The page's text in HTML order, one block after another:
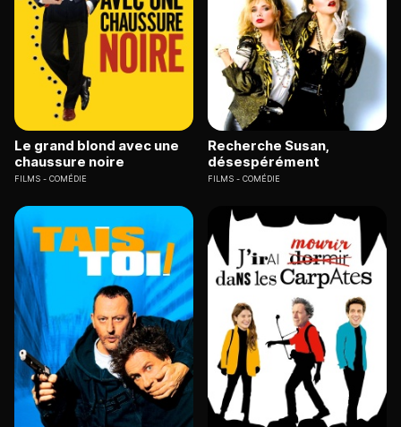
Le grand blond avec une
chaussure noire
FILMS COMÉDIE
Recherche Susan,
désespérément
FILMS COMÉDIE